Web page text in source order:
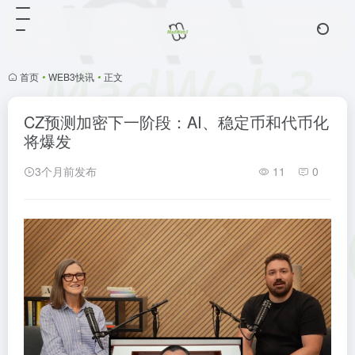
首页 • WEB3快讯 • 正文
CZ预测加密下一阶段：AI、稳定币和代币化
将爆发
3个月前发布 11 0